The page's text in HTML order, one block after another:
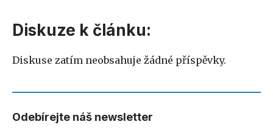
Diskuze k článku:
Diskuse zatím neobsahuje žádné příspěvky.
Odebírejte náš newsletter